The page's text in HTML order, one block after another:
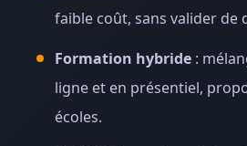
faible coût, sans valider de
Formation hybride :
ligne et en présentiel,
écoles.